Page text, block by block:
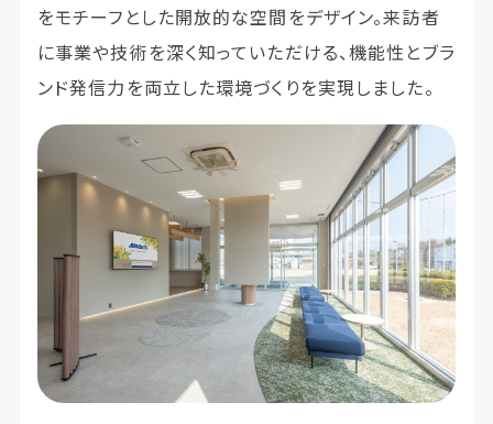
をモチーフとした開放的な空間をデザイン。来訪者
に事業や技術を深く知っていただける、機能性とブラ
ンド発信力を両立した環境づくりを実現しました。